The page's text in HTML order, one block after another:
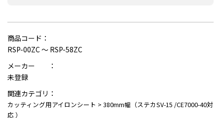
商品コード：
RSP-00ZC ～ RSP-58ZC
メーカー ：
未登録
関連カテゴリ：
カッティング用アイロンシート > 380mm幅（ステカSV-15 /CE7000-40対
応 ）